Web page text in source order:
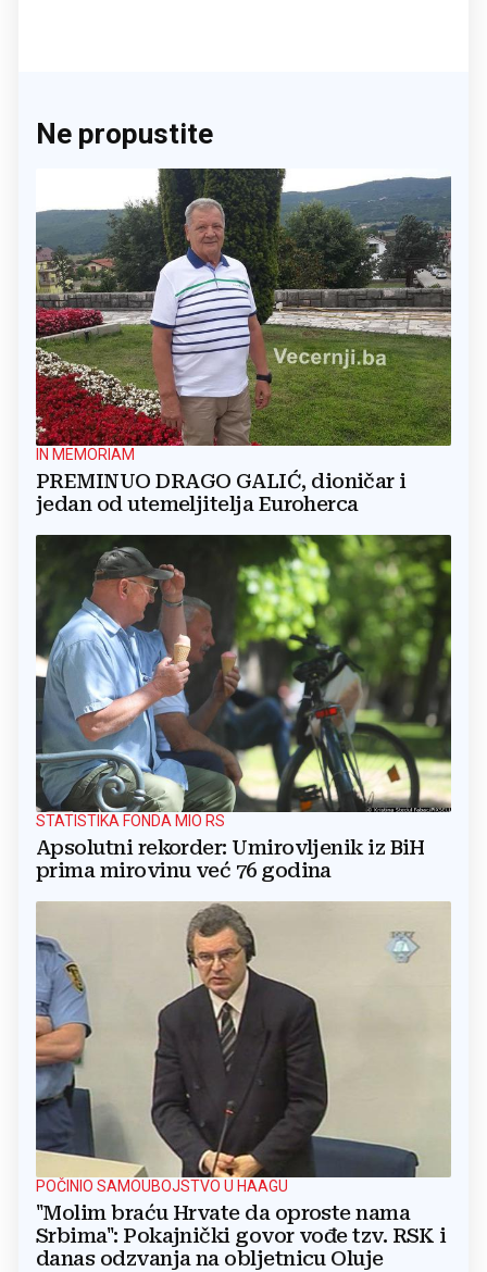
Ne propustite
IN MEMORIAM
PREMINUO DRAGO GALIĆ, dioničar i
jedan od utemeljitelja Euroherca
STATISTIKA FONDA MIO RS
Apsolutni rekorder: Umirovljenik iz BiH
prima mirovinu već 76 godina
POČINIO SAMOUBOJSTVO U HAAGU
"Molim braću Hrvate da oproste nama
Srbima": Pokajnički govor vođe tzv. RSK i
danas odzvanja na obljetnicu Oluje